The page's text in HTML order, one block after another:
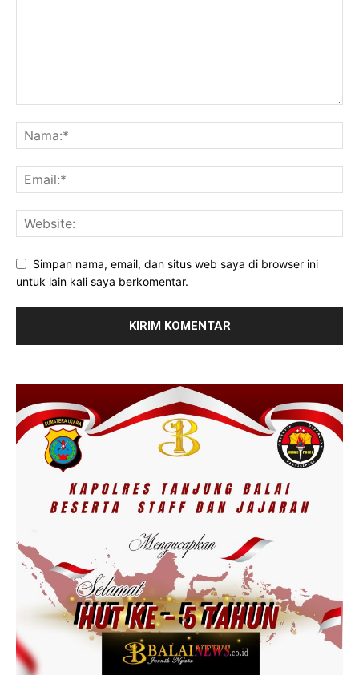
Simpan nama, email, dan situs web saya di browser ini
untuk lain kali saya berkomentar.